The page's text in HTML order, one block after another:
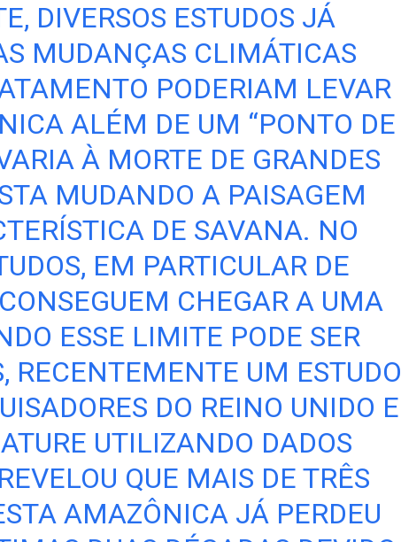
DIVERSOS ESTUDOS JÁ
MUDANÇAS CLIMÁTICAS
PODERIAM LEVAR
ALÉM DE UM “PONTO DE
À MORTE DE GRANDES
MUDANDO A PAISAGEM
DE SAVANA. NO
EM PARTICULAR DE
CHEGAR A UMA
ESSE LIMITE PODE SER
RECENTEMENTE UM ESTUDO
DO REINO UNIDO E
UTILIZANDO DADOS
QUE MAIS DE TRÊS
AMAZÔNICA JÁ PERDEU